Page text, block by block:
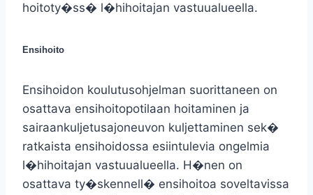
hoitoty�ss� l�hihoitajan vastuualueella.
Ensihoito
Ensihoidon koulutusohjelman suorittaneen on
osattava ensihoitopotilaan hoitaminen ja
sairaankuljetusajoneuvon kuljettaminen sek�
ratkaista ensihoidossa esiintulevia ongelmia
l�hihoitajan vastuualueella. H�nen on
osattava ty�skennell� ensihoitoa soveltavissa